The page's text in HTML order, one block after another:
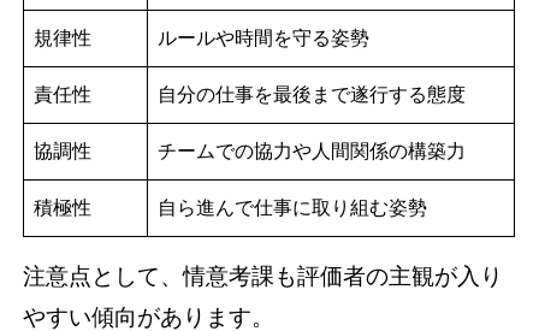
規律性 ルールや時間を守る姿勢
責任性 自分の仕事を最後まで遂行する態度
協調性 チームでの協力や人間関係の構築力
積極性 自ら進んで仕事に取り組む姿勢
注意点として、情意考課も評価者の主観が入り
やすい傾向があります。